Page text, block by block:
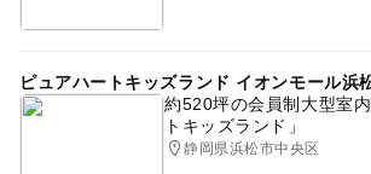
ピュアハートキッズランド イオンモール浜
約520坪の会員制大型室
トキッズランド」
静岡県浜松市中央区